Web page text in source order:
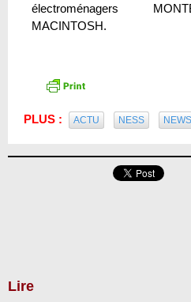
électroménagers
MACINTOSH.
PLUS : ACTU NESS NEWS
Lire